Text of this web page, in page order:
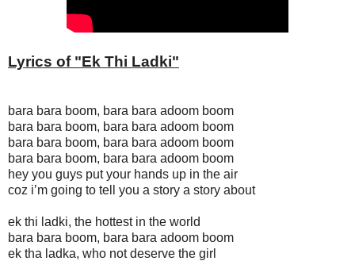
Lyrics of "Ek Thi Ladki"
bara bara boom, bara bara adoom boom
bara bara boom, bara bara adoom boom
bara bara boom, bara bara adoom boom
bara bara boom, bara bara adoom boom
hey you guys put your hands up in the air
coz i’m going to tell you a story a story about
ek thi ladki, the hottest in the world
bara bara boom, bara bara adoom boom
ek tha ladka, who not deserve the girl